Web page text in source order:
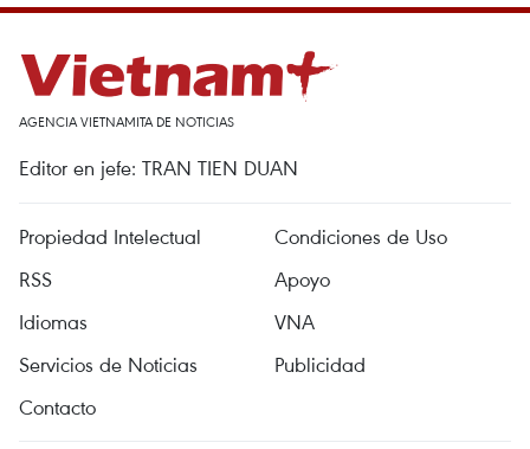
AGENCIA VIETNAMITA DE NOTICIAS
Editor en jefe: TRAN TIEN DUAN
Propiedad Intelectual
Condiciones de Uso
RSS
Apoyo
Idiomas
VNA
Servicios de Noticias
Publicidad
Contacto